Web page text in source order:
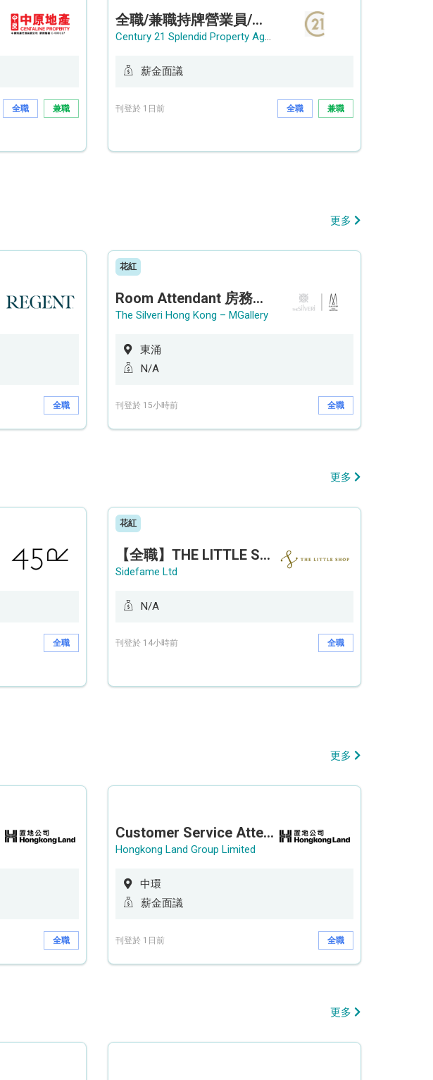
全職 兼職
全職/兼職持牌營業員/持牌地產代理
Century 21 Splendid Property Agency
薪金面議
刊登於 1日前 全職 兼職
更多
全職
花紅
Room Attendant 房務員 (Accor Hotel)
The Silveri Hong Kong – MGallery
東涌
N/A
刊登於 15小時前 全職
更多
全職
花紅
【全職】THE LITTLE SHOP (利園分店) Sales Operation Assistant 銷售營運助理【永久保證佣金+新人獎金$3,000】
Sidefame Ltd
N/A
刊登於 14小時前 全職
更多
全職
Customer Service Attendant (5-day work)
Hongkong Land Group Limited
中環
薪金面議
刊登於 1日前 全職
更多